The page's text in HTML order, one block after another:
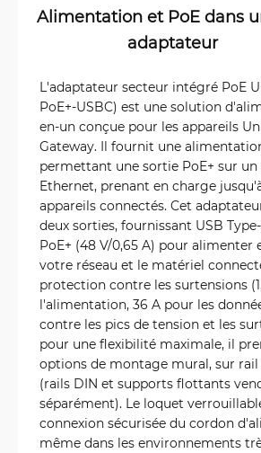
Alimentation et PoE dans
adaptateur
L'adaptateur secteur intégré PoE
PoE+-USBC) est une solution
en-un conçue pour les appareils
Gateway. Il fournit une
permettant une sortie PoE+ sur
Ethernet, prenant en charge
appareils connectés. Cet
deux sorties, fournissant USB
PoE+ (48 V/0,65 A) pour alimenter
votre réseau et le matériel
protection contre les surtensions
l'alimentation, 36 A pour les
contre les pics de tension et les
pour une flexibilité maximale, il
options de montage mural, sur
(rails DIN et supports flottants
séparément). Le loquet
connexion sécurisée du cordon
même dans les environnements